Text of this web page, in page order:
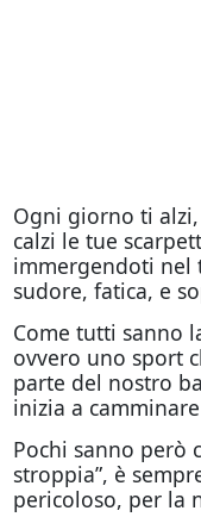
Ogni giorno ti
calzi le tue
immergendoti nel
sudore, fatica, e
Come tutti sanno
ovvero uno sport
parte del nostro
inizia a
Pochi sanno però
stroppia”, è
pericoloso, per la